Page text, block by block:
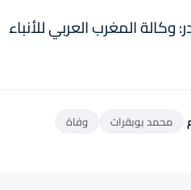
وكالة المغرب العربي للأنباء
محمد بوبقرات وفاة